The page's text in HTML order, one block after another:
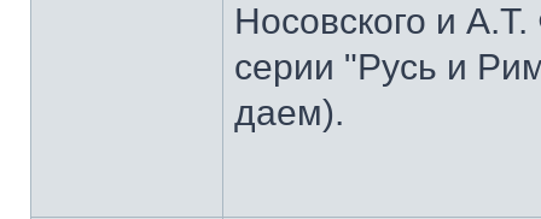
Носовского и
серии "Русь и
даем).